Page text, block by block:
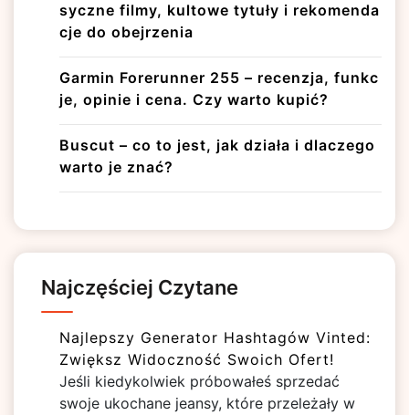
syczne filmy, kultowe tytuły i rekomenda
cje do obejrzenia
Garmin Forerunner 255 – recenzja, funkc
je, opinie i cena. Czy warto kupić?
Buscut – co to jest, jak działa i dlaczego
warto je znać?
Najczęściej Czytane
Najlepszy Generator Hashtagów Vinted:
Zwiększ Widoczność Swoich Ofert!
Jeśli kiedykolwiek próbowałeś sprzedać
swoje ukochane jeansy, które przeleżały w